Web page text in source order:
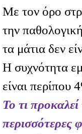
Με τον όρο
την
τα μάτια δεν
Η συχνότητα
είναι περίπου
Το τι
περισσότερες